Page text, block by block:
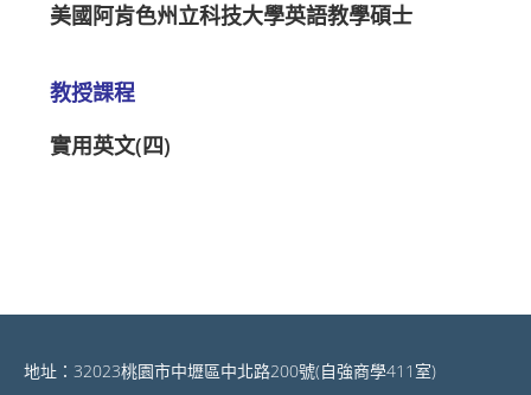
美國阿肯色州立科技大學英語教學碩士
教授課程
實用英文(四)
地址：32023桃園市中壢區中北路200號(自強商學411室)